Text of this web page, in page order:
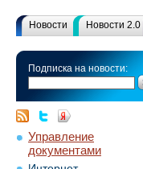
Новости Новости 2.0
Подписка на новости:
Управление
документами